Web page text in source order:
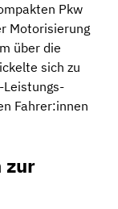
Pkw
Motorisierung
über die
sich zu
Fahrer:innen
zur